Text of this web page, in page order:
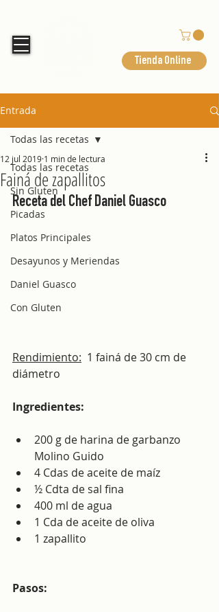
Tienda Online
Entrada
Todas las recetas
Sin Gluten
Picadas
Platos Principales
Desayunos y Meriendas
Daniel Guasco
Con Gluten
Todas las recetas
Fainá de zapallitos
12 jul 2019 1 min de lectura
Receta del Chef Daniel Guasco
Rendimiento:
  1 fainá de 30 cm de
diámetro
Ingredientes:
200 g de harina de garbanzo
Molino Guido
4 Cdas de aceite de maíz
½ Cdta de sal fina
400 ml de agua
1 Cda de aceite de oliva
1 zapallito
Pasos: